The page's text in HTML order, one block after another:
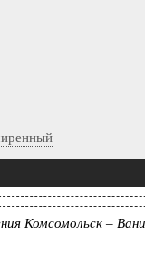
Комсомольск –